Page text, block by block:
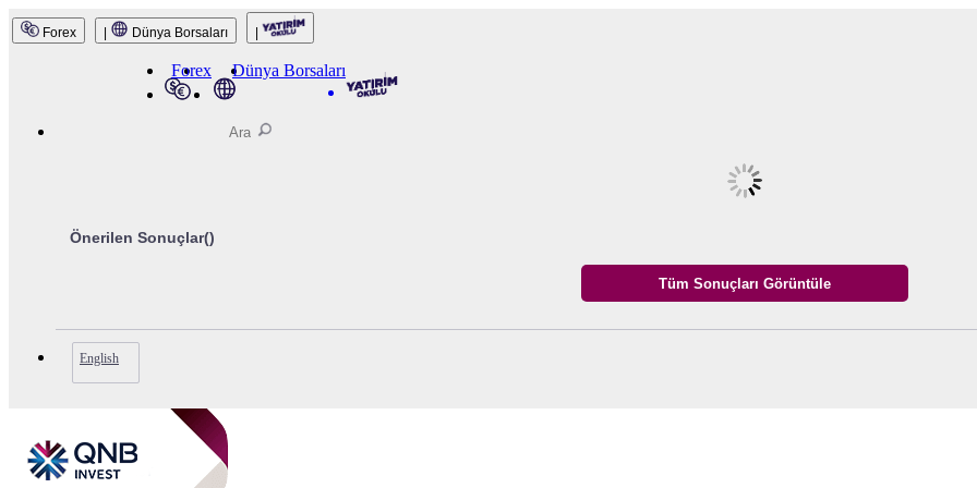
Forex Dünya Borsaları
Forex Dünya Borsaları
Önerilen Sonuçlar()
English